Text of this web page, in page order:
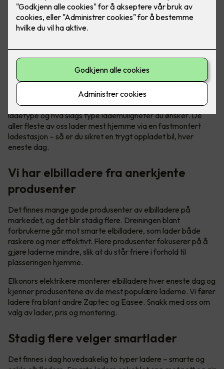
Bilde: Easee
Når du kjøper elbil har du et par ting å tenke på, blant annet
ladetype og hva slags type lademuligheter du ønsker. De
aller fleste av oss lader mest hjemme via en fastmontert
ladestasjon – så er du sikret en trygt oppladet bil, hver
eneste dag.
Vi har elbilladere fra anerkjente
produsenter
Det finnes mange gode produsenter av elbilladere på
markedet, og det blir stadig flere. Dreiningen blant
forbrukerne går mot smarte elbilladere, som lader både
raskere og mer effektivt. Flere produsenter fokuserer på å
gjøre laderne mindre, slik at du står friere i forhold til
plasseringen hjemme.
Elkonors elektrikere monterer elbilladere hver eneste dag og
kjenner produsentene av de mest populære laderne. Vi fører
ladere fra blant andre Zaptec og Easee. Snakk med oss om
valg av lader, pris og montering.
Stadig flere velger smartlader
Det finnes i dag hovedsakelig to typer ladere – smarte og